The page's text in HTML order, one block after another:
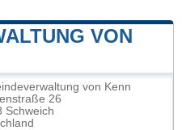
VON
von Kenn
26
Schweich